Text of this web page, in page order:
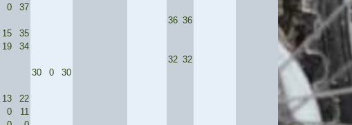
0
37
36 36
15
35
19
34
32 32
30 0
30
13
22
0
11